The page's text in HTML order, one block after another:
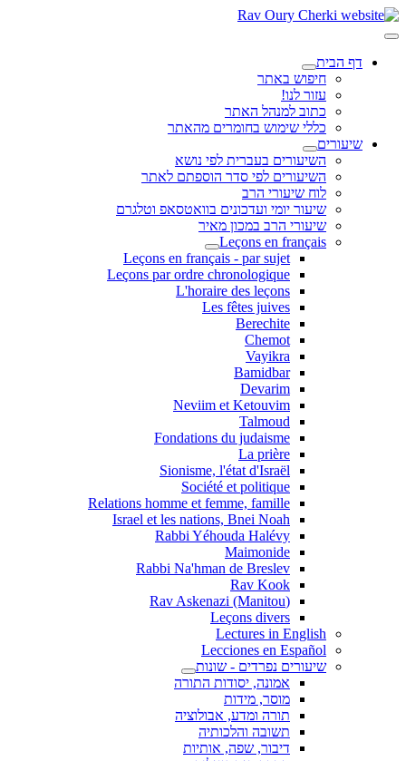
דף הבית
חיפוש באתר
עזור לנו!
כתוב למנהל האתר
כללי שימוש בחומרים מהאתר
שיעורים
השיעורים בעברית לפי נושא
השיעורים לפי סדר הוספתם לאתר
לוח שיעורי הרב
שיעור יומי ועדכונים בוואטסאפ וטלגרם
שיעורי הרב במכון מאיר
Leçons en français
Leçons en français - par sujet
Leçons par ordre chronologique
L'horaire des leçons
Les fêtes juives
Berechite
Chemot
Vayikra
Bamidbar
Devarim
Neviim et Ketouvim
Talmoud
Fondations du judaisme
La prière
Sionisme, l'état d'Israël
Société et politique
Relations homme et femme, famille
Israel et les nations, Bnei Noah
Rabbi Yéhouda Halévy
Maimonide
Rabbi Na'hman de Breslev
Rav Kook
(Rav Askenazi (Manitou
Leçons divers
Lectures in English
Lecciones en Español
שיעורים נפרדים - שונות
אמונה, יסודות התורה
מוסר, מידות
תורה ומדע, אבולוציה
תשובה והלכותיה
דיבור, שפה, אותיות